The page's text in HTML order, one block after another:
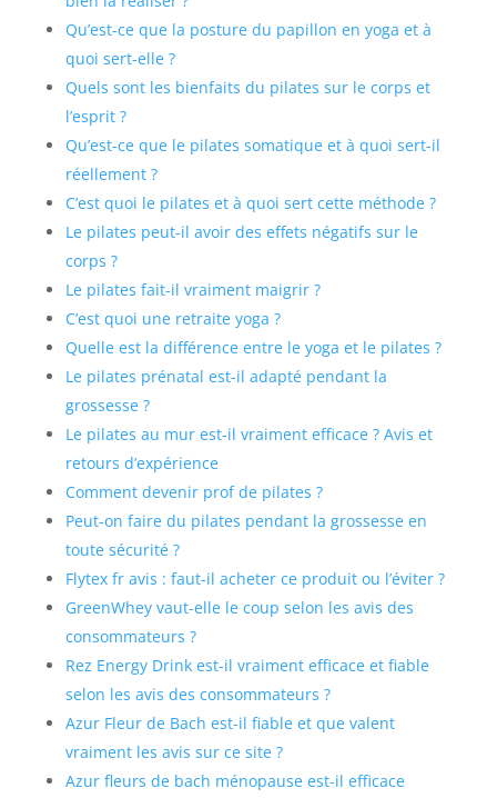
Qu’est-ce que la posture du papillon en yoga et à
quoi sert-elle ?
Quels sont les bienfaits du pilates sur le corps et
l’esprit ?
Qu’est-ce que le pilates somatique et à quoi sert-il
réellement ?
C’est quoi le pilates et à quoi sert cette méthode ?
Le pilates peut-il avoir des effets négatifs sur le
corps ?
Le pilates fait-il vraiment maigrir ?
C’est quoi une retraite yoga ?
Quelle est la différence entre le yoga et le pilates ?
Le pilates prénatal est-il adapté pendant la
grossesse ?
Le pilates au mur est-il vraiment efficace ? Avis et
retours d’expérience
Comment devenir prof de pilates ?
Peut-on faire du pilates pendant la grossesse en
toute sécurité ?
Flytex fr avis : faut-il acheter ce produit ou l’éviter ?
GreenWhey vaut-elle le coup selon les avis des
consommateurs ?
Rez Energy Drink est-il vraiment efficace et fiable
selon les avis des consommateurs ?
Azur Fleur de Bach est-il fiable et que valent
vraiment les avis sur ce site ?
Azur fleurs de bach ménopause est-il efficace